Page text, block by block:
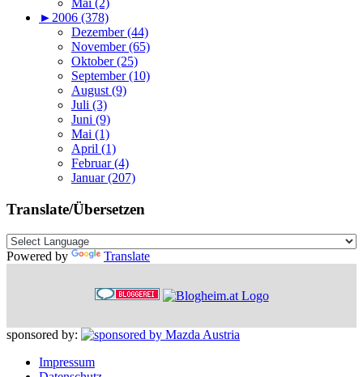
Mai (2)
►2006 (378)
Dezember (44)
November (65)
Oktober (25)
September (10)
August (9)
Juli (3)
Juni (9)
Mai (1)
April (1)
Februar (4)
Januar (207)
Translate/Übersetzen
Powered by Translate
sponsored by:
Impressum